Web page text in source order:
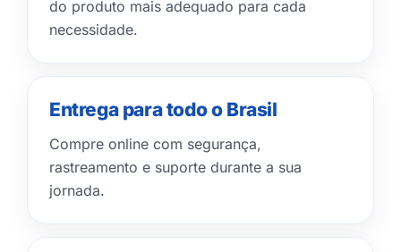
do produto mais adequado para cada
necessidade.
Entrega para todo o Brasil
Compre online com segurança,
rastreamento e suporte durante a sua
jornada.